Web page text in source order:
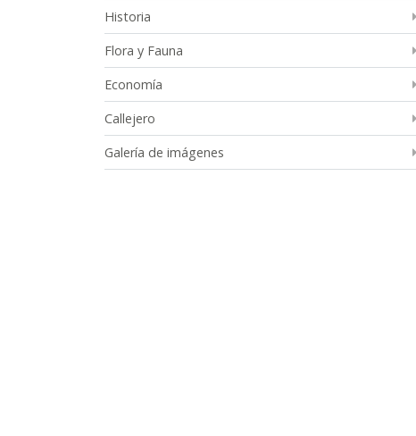
Historia
Flora y Fauna
Economía
Callejero
Galería de imágenes